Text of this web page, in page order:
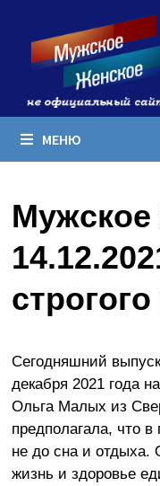
содержимому
МЕНЮ
Сегодняшний
декабря 2021 года
Ольга Малых из
предполагала, что в
не до сна и отдыха.
жизнь и здоровье